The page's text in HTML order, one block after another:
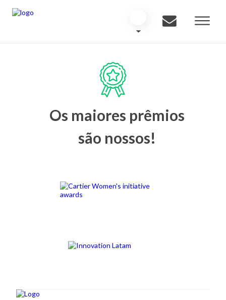
Os maiores prêmios
são nossos!